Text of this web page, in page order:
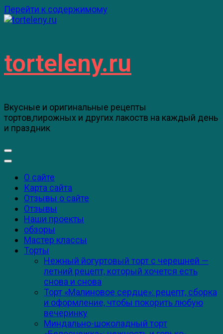
Перейти к содержимому
torteleny.ru
Вкусные и оригинальные рецепты
тортов,пирожных и других лакоств на каждый день
и праздник
О сайте
Карта сайта
Отзывы о сайте
Отзывы
Наши проекты
обзоры
Мастер классы
Торты
Нежный йогуртовый торт с черешней —
летний рецепт, который хочется есть
снова и снова
Торт «Малиновое сердце»: рецепт, сборка
и оформление, чтобы покорить любую
вечеринку
Миндально-шоколадный торт